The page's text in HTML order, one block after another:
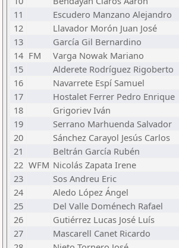
11
Escudero Manzano Alejandro
12
Llavador Morón Juan José
13
García Gil Bernardino
14 FM Varga Nowak Mariano
15
Alderete Rodríguez Rigoberto
16
Navarrete Espí Samuel
17
Hostalet Ferrer Pedro Enrique
18
Grigoriev Iván
19
Serrano Marhuenda Salvador
20
Sánchez Carayol Jesús Carlos
21
Beltrán García Rubén
22 WFM Nicolás Zapata Irene
23
Sos Andreu Eric
24
Aledo López Ángel
25
Del Valle Doménech Rafael
26
Gutiérrez Lucas José Luís
27
Mascarell Canet Ricardo